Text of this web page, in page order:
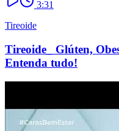
3:31
Tireoide
Tireoide_ Glúten,
Entenda tudo!